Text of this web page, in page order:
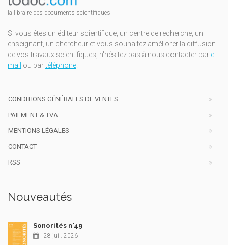
la libraire des documents scientifiques
Si vous êtes un éditeur scientifique, un centre de recherche, un
enseignant, un chercheur et vous souhaitez améliorer la diffusion
de vos travaux scientifiques, n'hésitez pas à nous contacter par e-
mail ou partéléphone
CONDITIONS GÉNÉRALES DE VENTES
PAIEMENT & TVA
MENTIONS LÉGALES
CONTACT
RSS
Nouveautés
Sonorités n°49
28 juil. 2026